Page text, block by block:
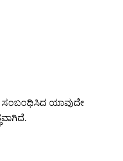
ಸಂಬಂಧಿಸಿದ ಯಾವುದೇ